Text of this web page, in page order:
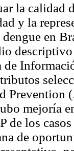
la calidad
y la
en
de
Prevention
mejoría
de los
de